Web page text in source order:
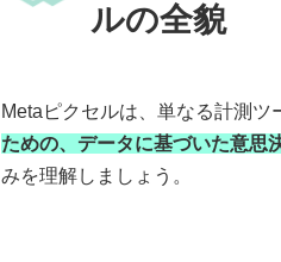
ルの全貌
Metaピクセルは、単なる計測ツ
ための、データに基づいた意思
みを理解しましょう。